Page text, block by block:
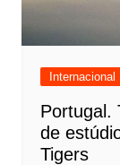
Internacional
Portugal.
de
Tigers